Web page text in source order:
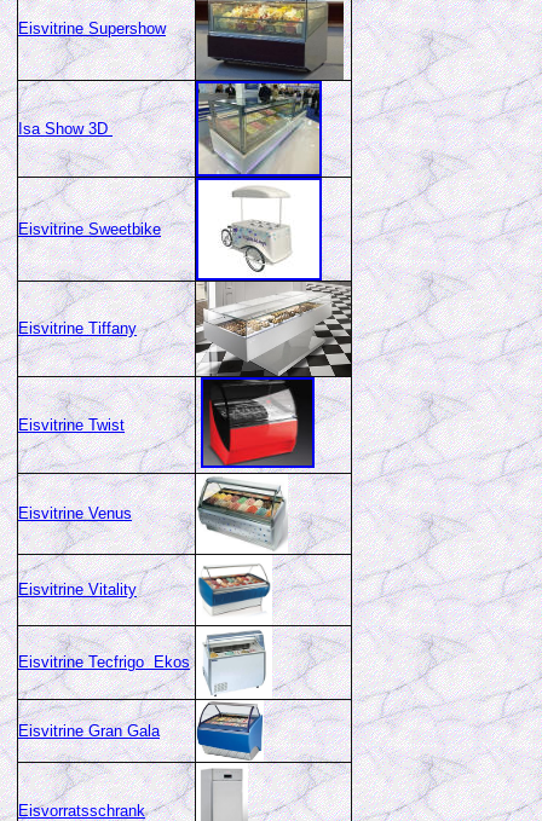
Eisvitrine Supershow
Isa Show 3D
Eisvitrine Sweetbike
Eisvitrine Tiffany
Eisvitrine Twist
Eisvitrine Venus
Eisvitrine Vitality
Eisvitrine Tecfrigo Ekos
Eisvitrine Gran Gala
Eisvorratsschrank